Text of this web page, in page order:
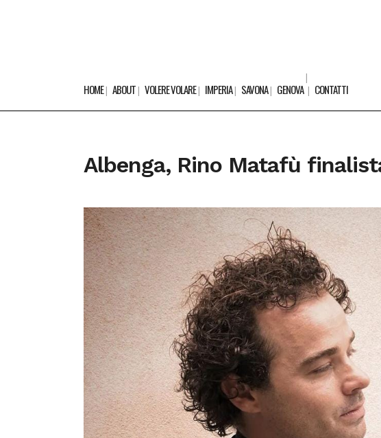
HOME ABOUT VOLERE VOLARE IMPERIA SAVONA GENOVA CONTATTI
Albenga, Rino Matafù